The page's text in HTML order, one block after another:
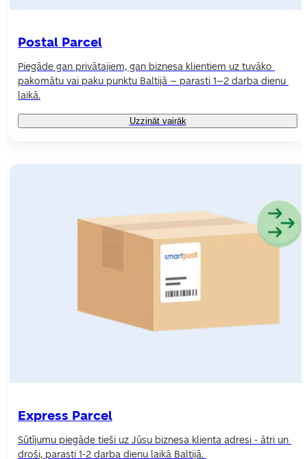
Postal Parcel
Piegāde gan privātajiem, gan biznesa klientiem uz tuvāko
pakomātu vai paku punktu Baltijā – parasti 1–2 darba dienu
laikā.
Uzzināt vairāk
Express Parcel
Sūtījumu piegāde tieši uz Jūsu biznesa klienta adresi - ātri un